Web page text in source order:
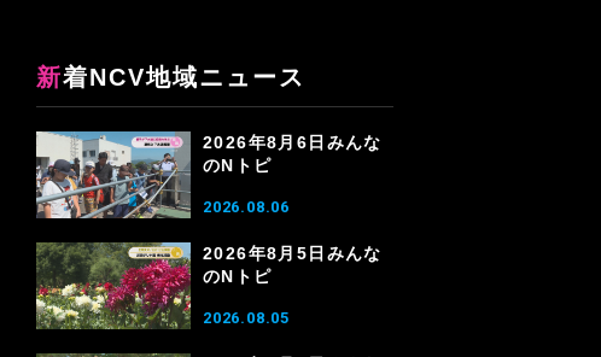
新着NCV地域ニュース
2026年8月6日みんな
のNトピ
2026.08.06
2026年8月5日みんな
のNトピ
2026.08.05